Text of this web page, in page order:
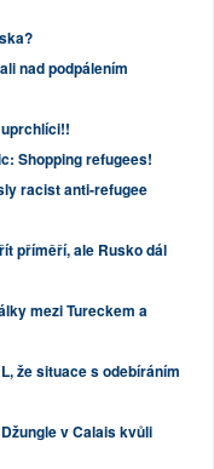
nad podpálením
Shopping refugees!
racist anti-refugee
příměří, ale Rusko dál
mezi Tureckem a
že situace s odebíráním
v Calais kvůli